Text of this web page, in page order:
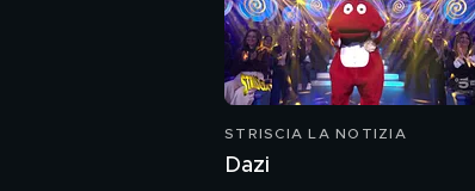
STRISCIA LA NOTIZIA
Dazi